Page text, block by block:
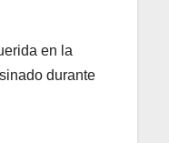
en la
durante